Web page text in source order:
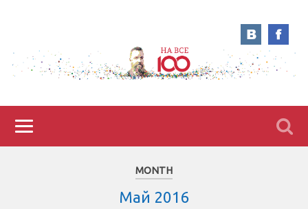
MONTH
Май 2016